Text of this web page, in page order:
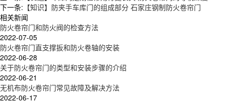
下一条: 【知识】防夹手车库门的组成部分 石家庄钢制防火卷帘门
相关新闻
防火卷帘门和防火阀的检查方法
2022-07-05
防火卷帘门直支撑扳和防火卷轴的安装
2022-06-28
关于防火卷帘门的类型和安装步骤的介绍
2022-06-21
无机布防火卷帘门常见故障及解决方法
2022-06-17